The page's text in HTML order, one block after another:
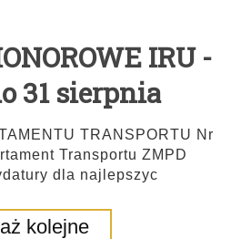
IRU -
31 sierpnia
TRANSPORTU Nr
Transportu ZMPD
dla najlepszyc
kolejne